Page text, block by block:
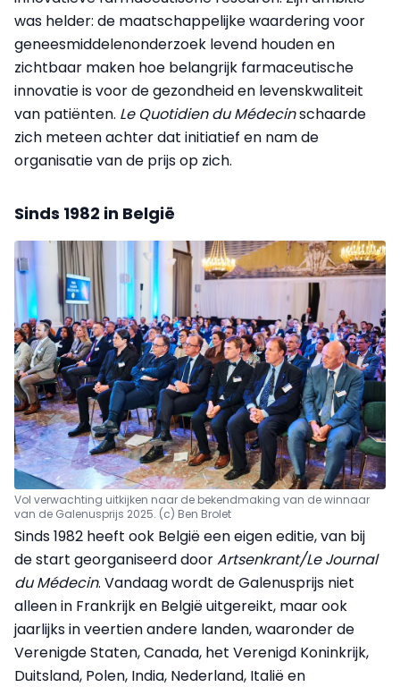
was helder: de maatschappelijke waardering voor
geneesmiddelenonderzoek levend houden en
zichtbaar maken hoe belangrijk farmaceutische
innovatie is voor de gezondheid en levenskwaliteit
van patiënten. Le Quotidien du Médecinschaarde
zich meteen achter dat initiatief en nam de
organisatie van de prijs op zich.
Sinds 1982 in België
Vol verwachting uitkijken naar de bekendmaking van de winnaar
van de Galenusprijs 2025. (c) Ben Brolet
Sinds 1982 heeft ook België een eigen editie, van bij
de start georganiseerd doorArtsenkrant/Le Journal
du Médecin. Vandaag wordt de Galenusprijs niet
alleen in Frankrijk en België uitgereikt, maar ook
jaarlijks in veertien andere landen, waaronder de
Verenigde Staten, Canada, het Verenigd Koninkrijk,
Duitsland, Polen, India, Nederland, Italië en